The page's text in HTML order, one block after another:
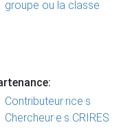
groupe ou la classe
Contributeur·rice·s
Chercheur·e·s CRIRES